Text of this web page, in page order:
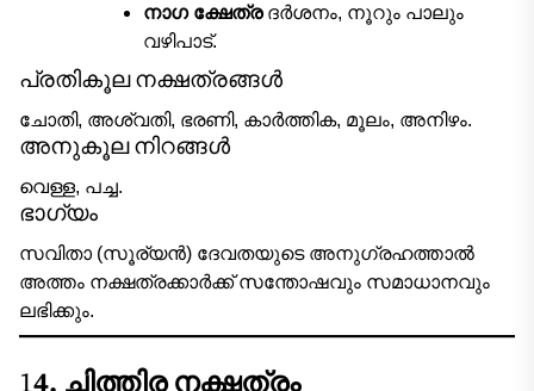
നാഗ ക്ഷേത്രദർശനം, നൂറും പാലും
വഴിപാട്.
പ്രതികൂല നക്ഷത്രങ്ങൾ
ചോതി, അശ്വതി, ഭരണി, കാർത്തിക, മൂലം, അനിഴം.
അനുകൂല നിറങ്ങൾ
വെള്ള, പച്ച.
ഭാഗ്യം
സവിതാ (സൂര്യൻ) ദേവതയുടെ അനുഗ്രഹത്താൽ
അത്തം നക്ഷത്രക്കാർക്ക് സന്തോഷവും സമാധാനവും
ലഭിക്കും.
14. ചിത്തിര നക്ഷത്രം